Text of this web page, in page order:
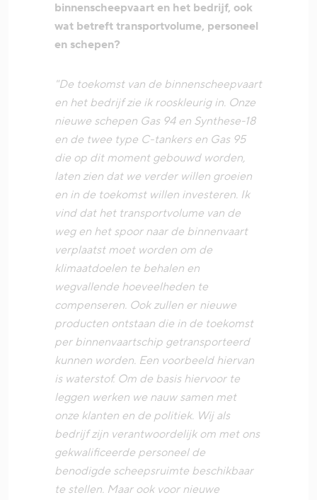
binnenscheepvaart en het bedrijf, ook
wat betreft transportvolume, personeel
en schepen?
"De toekomst van de binnenscheepvaart
en het bedrijf zie ik rooskleurig in. Onze
nieuwe schepen Gas 94 en Synthese-18
en de twee type C-tankers en Gas 95
die op dit moment gebouwd worden,
laten zien dat we verder willen groeien
en in de toekomst willen investeren. Ik
vind dat het transportvolume van de
weg en het spoor naar de binnenvaart
verplaatst moet worden om de
klimaatdoelen te behalen en
wegvallende hoeveelheden te
compenseren. Ook zullen er nieuwe
producten ontstaan die in de toekomst
per binnenvaartschip getransporteerd
kunnen worden. Een voorbeeld hiervan
is waterstof. Om de basis hiervoor te
leggen werken we nauw samen met
onze klanten en de politiek. Wij als
bedrijf zijn verantwoordelijk om met ons
gekwalificeerde personeel de
benodigde scheepsruimte beschikbaar
te stellen. Maar ook voor nieuwe